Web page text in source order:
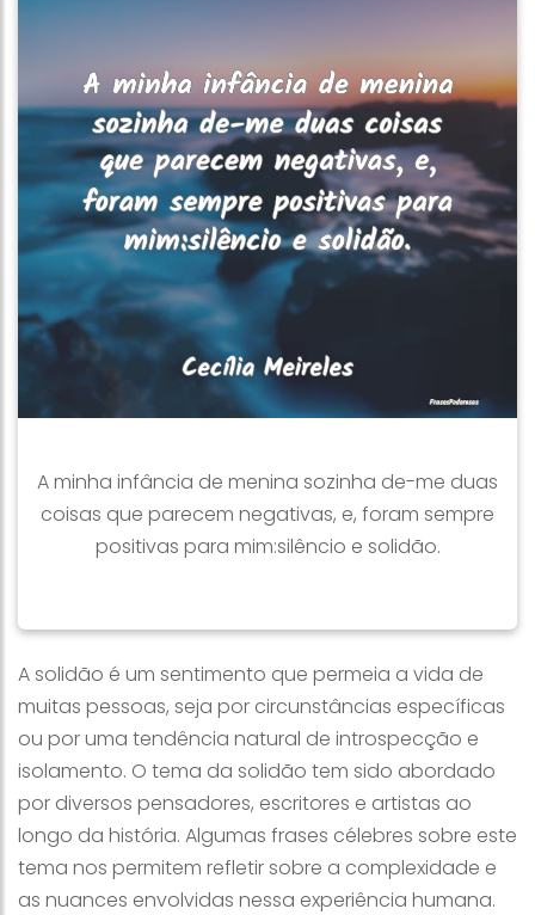
A minha infância de menina sozinha de-me duas
coisas que parecem negativas, e, foram sempre
positivas para mim:silêncio e solidão.
A solidão é um sentimento que permeia a vida de
muitas pessoas, seja por circunstâncias específicas
ou por uma tendência natural de introspecção e
isolamento. O tema da solidão tem sido abordado
por diversos pensadores, escritores e artistas ao
longo da história. Algumas frases célebres sobre este
tema nos permitem refletir sobre a complexidade e
as nuances envolvidas nessa experiência humana.